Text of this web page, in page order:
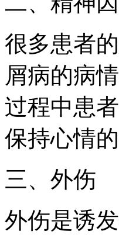
很多患者
屑病的病
过程中患
保持心情的
三、外伤
外伤是诱